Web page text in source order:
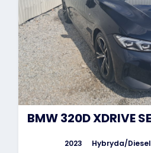
BMW 320D XDRIVE
2023 Hybryda/Diesel